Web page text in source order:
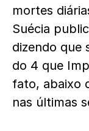
mortes
Suécia
dizendo que
do 4 que
fato, abaixo
nas últimas